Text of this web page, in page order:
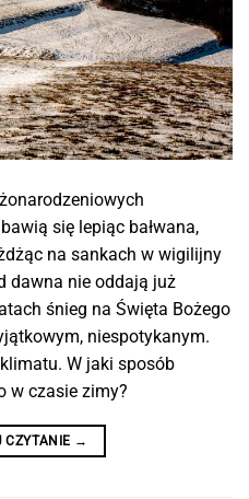
się lepiąc bałwana,
na sankach w wigilijny
dawna nie oddają już
śnieg na Święta Bożego
niespotykanym.
W jaki sposób
w czasie zimy?
CZYTANIE →